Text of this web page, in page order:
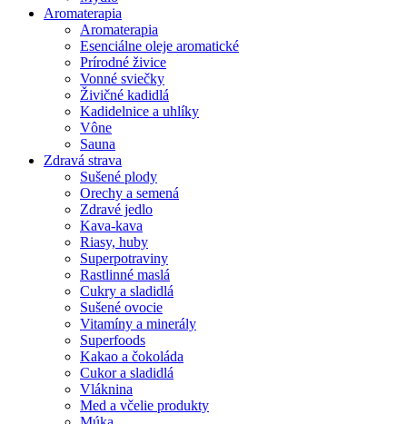
Aromaterapia
Aromaterapia
Esenciálne oleje aromatické
Prírodné živice
Vonné sviečky
Živičné kadidlá
Kadidelnice a uhlíky
Vône
Sauna
Zdravá strava
Sušené plody
Orechy a semená
Zdravé jedlo
Kava-kava
Riasy, huby
Superpotraviny
Rastlinné maslá
Cukry a sladidlá
Sušené ovocie
Vitamíny a minerály
Superfoods
Kakao a čokoláda
Cukor a sladidlá
Vláknina
Med a včelie produkty